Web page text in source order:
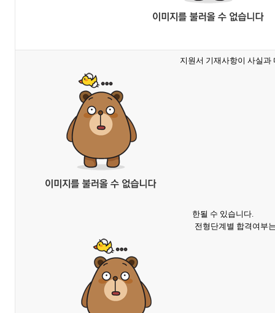
지원서 기재사항이 사실과
한될 수 있습니다.
전형단계별 합격여부